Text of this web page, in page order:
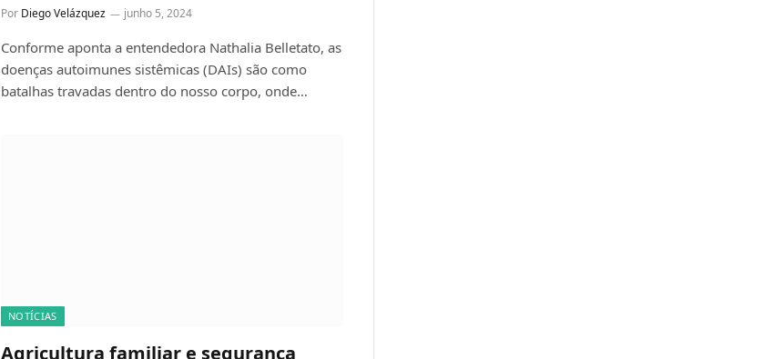
Por Diego Velázquez junho 5, 2024
Conforme aponta a entendedora Nathalia Belletato, as
doenças autoimunes sistêmicas (DAIs) são como
batalhas travadas dentro do nosso corpo, onde…
NOTÍCIAS
Agricultura familiar e segurança